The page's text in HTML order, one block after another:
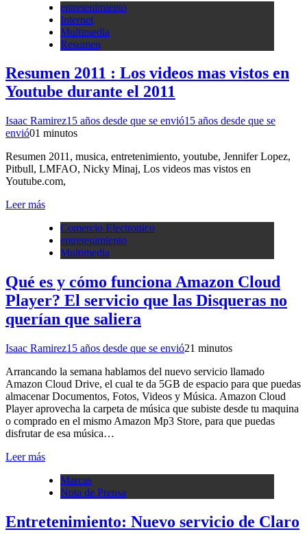
entretenimiento
Internet
Multimedia
Resumen
Resumen 2011 : Los videos mas vistos en
Youtube durante el 2011
Isaac Ramirez15 años desde que se envió15 años desde que se
envió01 minutos
Resumen 2011, musica, entretenimiento, youtube, Jennifer Lopez,
Pitbull, LMFAO, Nicky Minaj, Los videos mas vistos en
Youtube.com,
Leer más
Comercio Electronico
entretenimiento
Multimedia
Qué es y cómo funciona Amazon Cloud
Player? El servicio que las Disqueras no
querían que saliera
Isaac Ramirez15 años desde que se envió21 minutos
Arrancando la semana hablamos del nuevo servicio llamado
Amazon Cloud Drive, el cual te da 5GB de espacio para que puedas
almacenar Documentos, Fotos, Videos y Música. Amazon Cloud
Player aprovecha la carpeta de música que subiste desde tu maquina
o comprado en el mismo Amazon Mp3 Store, para que puedas
disfrutar de esa música…
Leer más
Marcas
Nota de Prensa
Entretenimiento: Nuevo servicio de Claro